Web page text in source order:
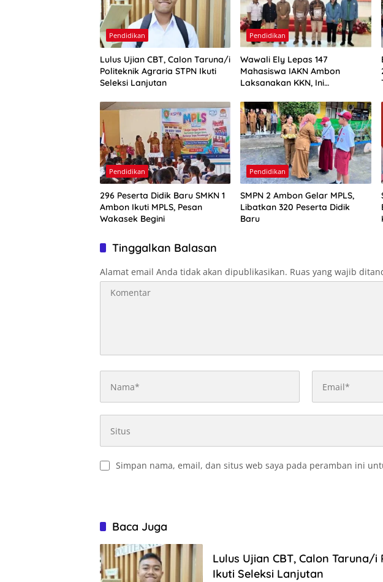
Pendidikan
Lulus Ujian CBT, Calon Taruna/i
Politeknik Agraria STPN Ikuti
Seleksi Lanjutan
Pendidikan
Wawali Ely Lepas 147
Mahasiswa IAKN Ambon
Laksanakan KKN, Ini
Pendidikan
296 Peserta Didik Baru SMKN 1
Ambon Ikuti MPLS, Pesan
Wakasek Begini
Pendidikan
SMPN 2 Ambon Gelar MPLS,
Libatkan 320 Peserta Didik
Baru
Tinggalkan Balasan
Alamat email Anda tidak akan dipublikasikan. Ruas yang wajib
Simpan nama, email, dan situs web saya pada peramban ini
Baca Juga
Lulus Ujian CBT, Calon Taruna/
Ikuti Seleksi Lanjutan